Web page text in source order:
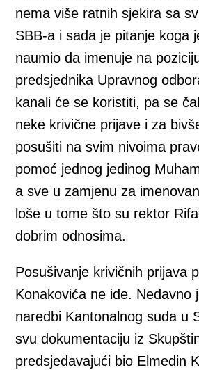
nema više ratnih sjekira sa
SBB-a i sada je pitanje koga
naumio da imenuje na
predsjednika Upravnog
kanali će se koristiti, pa se
neke krivične prijave i za
posušiti na svim nivoima
pomoć jednog jedinog
a sve u zamjenu za
loše u tome što su rektor
dobrim odnosima.
Posušivanje krivičnih prijava
Konakovića ne ide. Nedavno
naredbi Kantonalnog suda u
svu dokumentaciju iz
predsjedavajući bio Elmedin